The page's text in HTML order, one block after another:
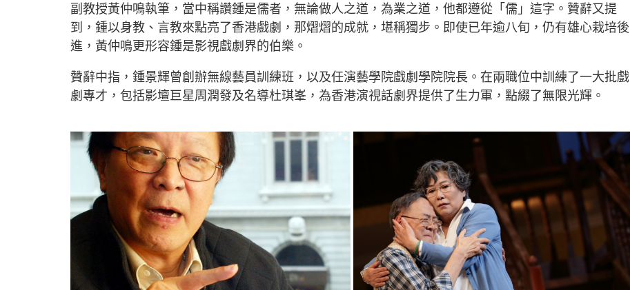
副教授黃仲鳴執筆，當中稱讚鍾是儒者，無論做人之道，為業之道，他都遵從「儒」這字。贊辭又提
到，鍾以身教、言教來點亮了香港戲劇，那熠熠的成就，堪稱獨步。即使已年逾八旬，仍有雄心栽培後
進，黃仲鳴更形容鍾是影視戲劇界的伯樂。
贊辭中指，鍾景輝曾創辦無線藝員訓練班，以及任演藝學院戲劇學院院長。在兩職位中訓練了一大批戲
劇專才，包括影壇巨星周潤發及名導杜琪峯，為香港演視話劇界提供了生力軍，點綴了無限光輝。